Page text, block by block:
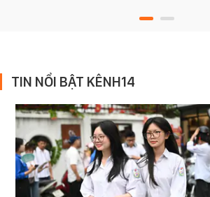
TIN NỔI BẬT KÊNH14